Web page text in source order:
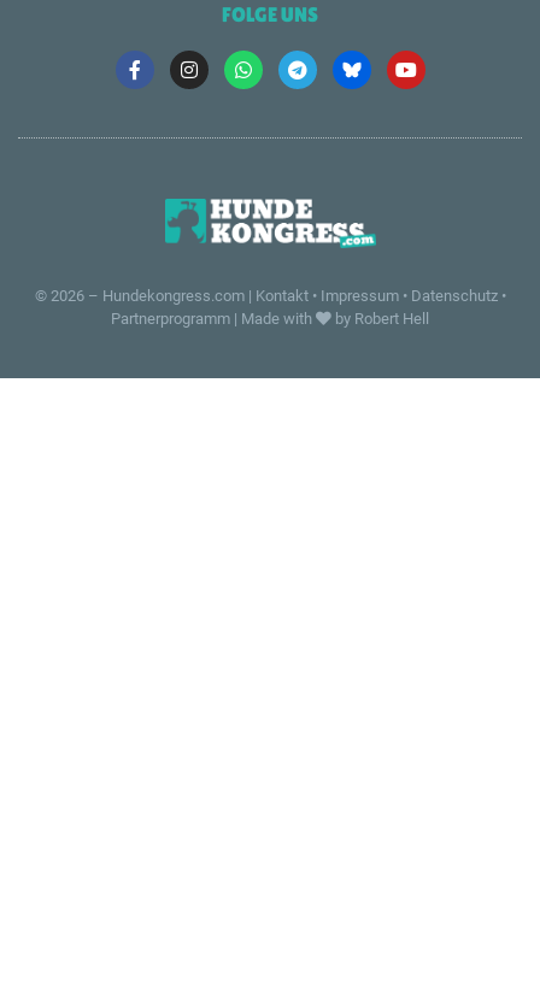
FOLGE UNS
© 2026 – Hundekongress.com| Kontakt• Impressum• Datenschutz•
Partnerprogramm | Made with by Robert Hell